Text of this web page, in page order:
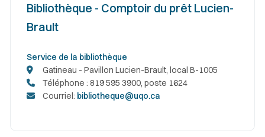
Bibliothèque - Comptoir du prêt Lucien-
Brault
Service de la bibliothèque
Gatineau - Pavillon Lucien-Brault, local B-1005
Téléphone : 819 595 3900, poste 1624
Courriel: bibliotheque@uqo.ca